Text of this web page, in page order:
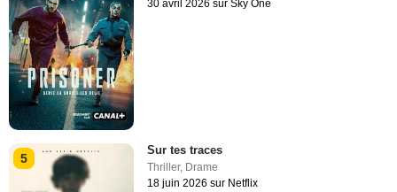
30 avril 2026 sur Sky One
5
Sur tes traces
Thriller, Drame
18 juin 2026 sur Netflix